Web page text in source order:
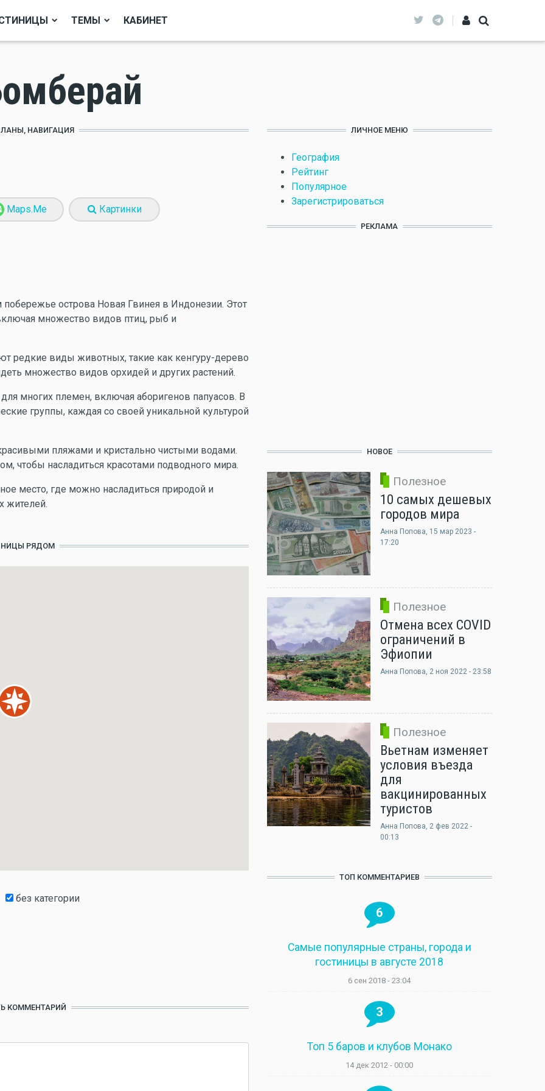
ТЕМЫ КАБИНЕТ
НАВИГАЦИЯ
Maps.Me Картинки
острова Новая Гвинея в Индонезии. Этот
множество видов птиц, рыб и
редкие виды животных, такие как кенгуру-дерево
множество видов орхидей и других растений.
многих племен, включая аборигенов папуасов. В
группы, каждая со своей уникальной культурой
пляжами и кристально чистыми водами.
чтобы насладиться красотами подводного мира.
место, где можно насладиться природой и
жителей.
РЯДОМ
без категории
КОММЕНТАРИЙ
ЛИЧНОЕ МЕНЮ
География
Рейтинг
Популярное
Зарегистрироваться
РЕКЛАМА
НОВОЕ
Полезное
10 самых дешевых
городов мира
Анна Попова, 15 мар 2023 -
17:20
Полезное
Отмена всех COVID
ограничений в
Эфиопии
Анна Попова, 2 ноя 2022 - 23:58
Полезное
Вьетнам изменяет
условия въезда
для
вакцинированных
туристов
Анна Попова, 2 фев 2022 -
00:13
ТОП КОММЕНТАРИЕВ
6
Самые популярные страны, города и
гостиницы в августе 2018
6 сен 2018 - 23:04
3
Топ 5 баров и клубов Монако
14 дек 2012 - 00:00